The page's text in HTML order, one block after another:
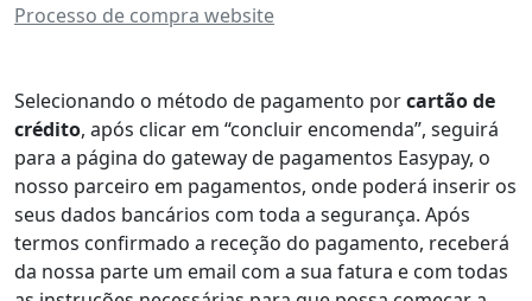
Processo de compra website
Selecionando o método de pagamento porcartão de
crédito, após clicar em “concluir encomenda”, seguirá
para a página do gateway de pagamentos Easypay, o
nosso parceiro em pagamentos, onde poderá inserir os
seus dados bancários com toda a segurança. Após
termos confirmado a receção do pagamento, receberá
da nossa parte um email com a sua fatura e com todas